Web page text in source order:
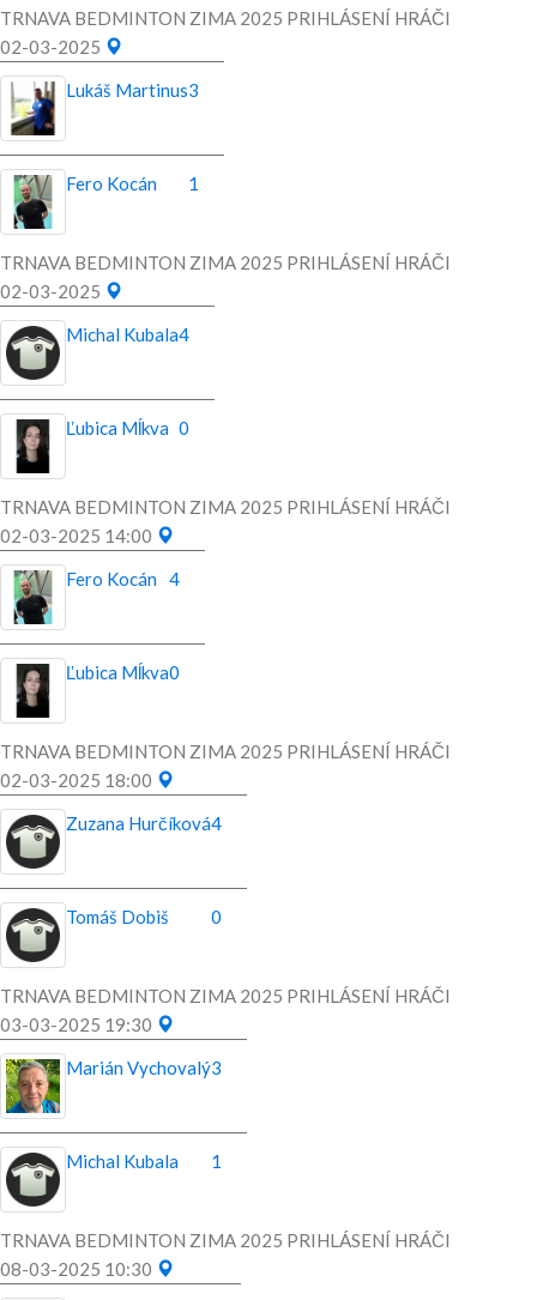
TRNAVA BEDMINTON ZIMA 2025 PRIHLÁSENÍ HRÁČI
02-03-2025
Lukáš Martinus3
Fero Kocán 1
TRNAVA BEDMINTON ZIMA 2025 PRIHLÁSENÍ HRÁČI
02-03-2025
Michal Kubala4
Ľubica Mĺkva 0
TRNAVA BEDMINTON ZIMA 2025 PRIHLÁSENÍ HRÁČI
02-03-2025 14:00
Fero Kocán 4
Ľubica Mĺkva0
TRNAVA BEDMINTON ZIMA 2025 PRIHLÁSENÍ HRÁČI
02-03-2025 18:00
Zuzana Hurčíková4
Tomáš Dobiš 0
TRNAVA BEDMINTON ZIMA 2025 PRIHLÁSENÍ HRÁČI
03-03-2025 19:30
Marián Vychovalý3
Michal Kubala 1
TRNAVA BEDMINTON ZIMA 2025 PRIHLÁSENÍ HRÁČI
08-03-2025 10:30